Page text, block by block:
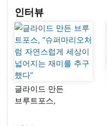
인터뷰
글라이드 만든
브루트포스,
자연스럽게 세상이